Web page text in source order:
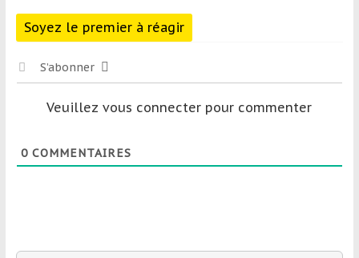
Soyez le premier à réagir
S’abonner
Veuillez vous connecter pour commenter
0COMMENTAIRES